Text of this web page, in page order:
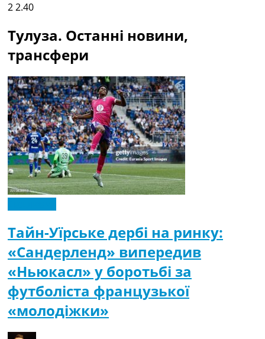
22.40
Тулуза. Останні новини,
трансфери
Тайн-Уїрське дербі на ринку:
«Сандерленд» випередив
«Ньюкасл» у боротьбі за
футболіста французької
«молодіжки»